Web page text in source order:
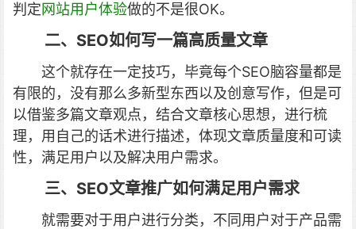
判定网站用户体验做的不是很OK。
二、SEO如何写一篇高质量文章
这个就存在一定技巧，毕竟每个SEO脑容量都是
有限的，没有那么多新型东西以及创意写作，但是可
以借鉴多篇文章观点，结合文章核心思想，进行梳
理，用自己的话术进行描述，体现文章质量度和可读
性，满足用户以及解决用户需求。
三、SEO文章推广如何满足用户需求
就需要对于用户进行分类，不同用户对于产品需